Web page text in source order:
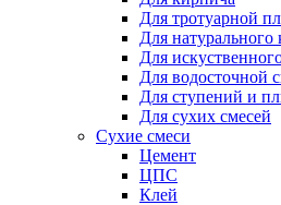
Для тротуарной
Для натурального
Для
Для водосточной
Для ступений и
Для сухих смесей
Сухие смеси
Цемент
ЦПС
Клей